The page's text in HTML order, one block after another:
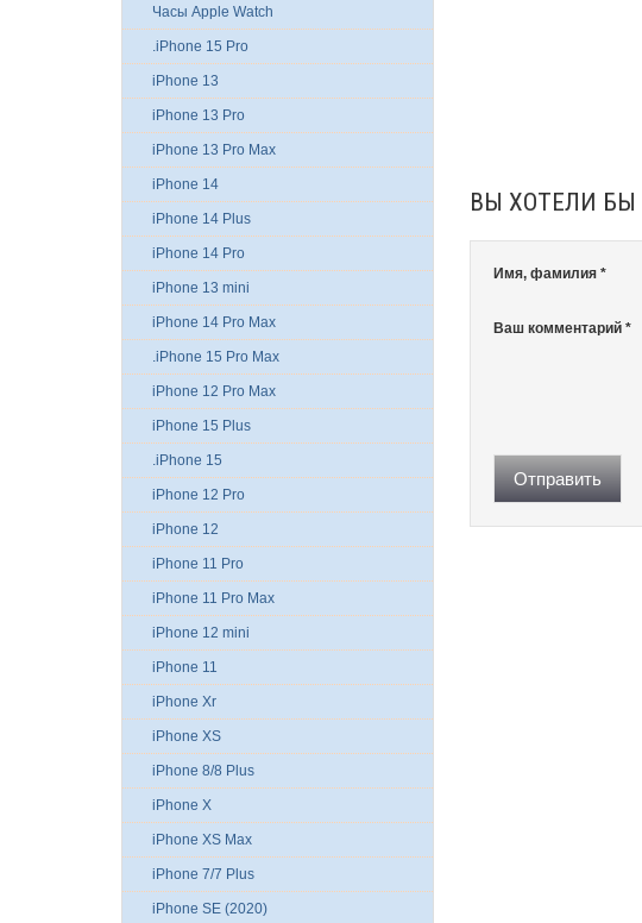
К сравнению
ВЫ ХОТЕЛИ БЫ
Имя, фамилия *
Ваш комментарий *
Отправить
Часы Apple Watch
.iPhone 15 Pro
iPhone 13
iPhone 13 Pro
iPhone 13 Pro Max
iPhone 14
iPhone 14 Plus
iPhone 14 Pro
iPhone 13 mini
iPhone 14 Pro Max
.iPhone 15 Pro Max
iPhone 12 Pro Max
iPhone 15 Plus
.iPhone 15
iPhone 12 Pro
iPhone 12
iPhone 11 Pro
iPhone 11 Pro Max
iPhone 12 mini
iPhone 11
iPhone Xr
iPhone XS
iPhone 8/8 Plus
iPhone X
iPhone XS Max
iPhone 7/7 Plus
iPhone SE (2020)